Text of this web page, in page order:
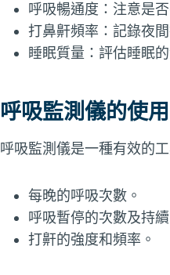
呼吸暢通度：注意是
打鼻鼾頻率：記錄夜
睡眠質量：評估睡眠
呼吸監測儀的使用
呼吸監測儀是一種有效的
每晚的呼吸次數。
呼吸暫停的次數及持續
打鼾的強度和頻率。